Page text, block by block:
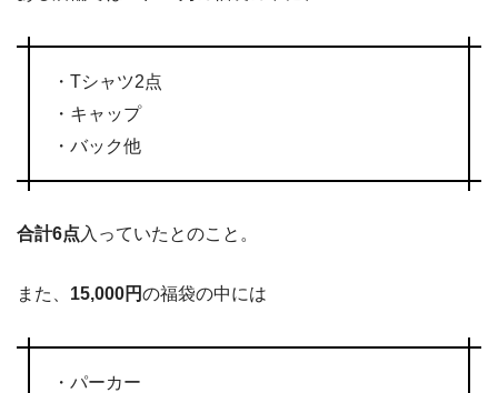
・Tシャツ2点
・キャップ
・バック他
合計6点 入っていたとのこと。
また、 15,000円の福袋の中には
・パーカー